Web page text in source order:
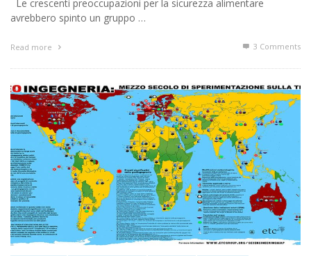
Le crescenti preoccupazioni per la sicurezza alimentare
avrebbero spinto un gruppo …
Read more 3 Comments